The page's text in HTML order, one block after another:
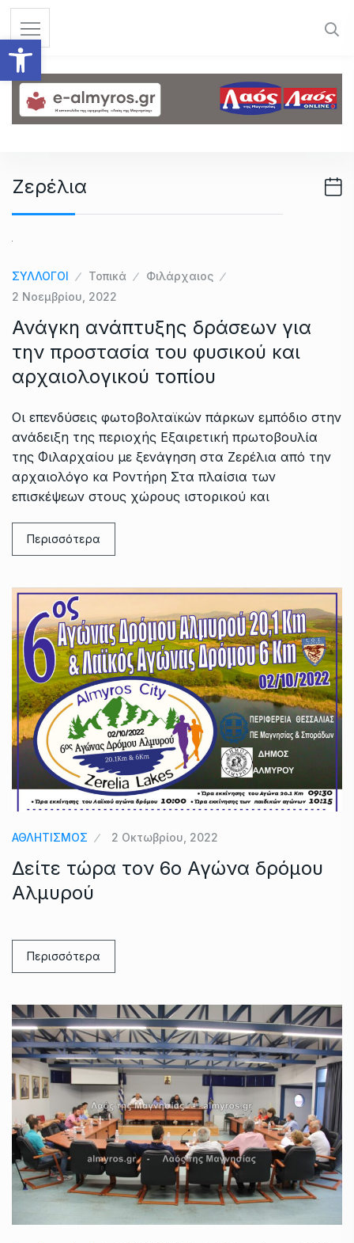
Ανοίξτε τη γραμμή
Ζερέλια
ΣΥΛΛΟΓΟΙ Τοπικά
Φιλάρχαιος
2 Νοεμβρίου, 2022
Ανάγκη ανάπτυξης δράσεων για
την προστασία του φυσικού και
αρχαιολογικού τοπίου
Οι επενδύσεις φωτοβολταϊκών πάρκων εμπόδιο στην
ανάδειξη της περιοχής Εξαιρετική πρωτοβουλία
της Φιλαρχαίου με ξενάγηση στα Ζερέλια από την
αρχαιολόγο κα Ροντήρη Στα πλαίσια των
επισκέψεων στους χώρους ιστορικού και
Περισσότερα
ΑΘΛΗΤΙΣΜΟΣ 2 Οκτωβρίου, 2022
Δείτε τώρα τον 6ο Αγώνα δρόμου
Αλμυρού
Περισσότερα